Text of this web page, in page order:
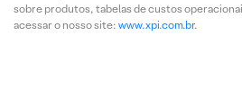
sobre produtos, tabelas de custos
acessar o nosso site: www.xpi.com.br.